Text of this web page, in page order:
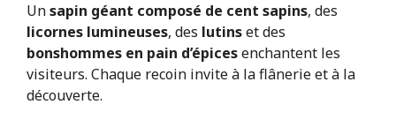
Unsapin géant composé de cent sapins, des
licornes lumineuses, des lutinset des
bonshommes en pain d’épicesenchantent les
visiteurs. Chaque recoin invite à la flânerie et à la
découverte.